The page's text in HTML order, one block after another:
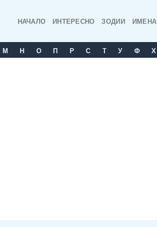
НАЧАЛО ИНТЕРЕСНО ЗОДИИ ИМЕНА
М Н О П Р С T У Ф Х